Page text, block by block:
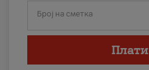
Број на сметка
Плати